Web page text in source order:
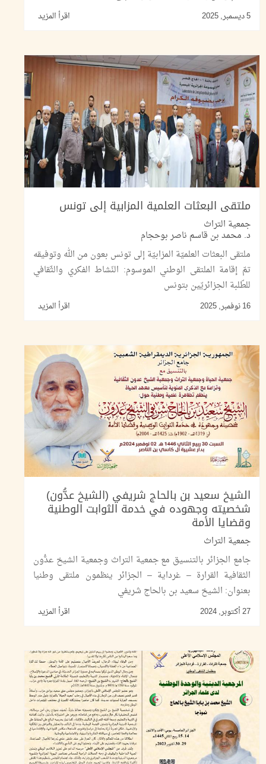
5 ديسمبر, 2025 اقرأ المزيد
ملتقى البعثات العلمية المزابية إلى تونس
جمعية التراث
د. محمد بن قاسم ناصر بوحجام
ملتقى البعثات العلميّة المزابيّة إلى تونس بعون من الله وتوفيقه
تمّ إقامة الملتقى الوطني الموسوم: النّشاط الفكري والثّقافي
للطّلبة الجزائريّين بتونس
16 نوفمبر, 2025 اقرأ المزيد
الشيخ سعيد بن بالحاج شريفي (الشيخ عدُّون)
شخصيته وجهوده في خدمة الثوابت الوطنية
وقضايا الأمة
جمعية التراث
جامع الجزائر بالتنسيق مع جمعية التراث وجمعية الشيخ عدُّون
الثقافية القرارة – غرداية – الجزائر ينظمون ملتقى وطنيا
بعنوان: الشيخ سعيد بن بالحاج شريفي
27 أكتوبر, 2024 اقرأ المزيد